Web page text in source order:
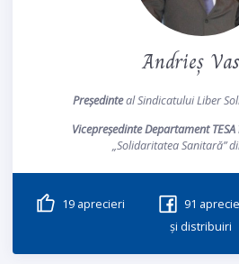
Andrieș
Președinteal Sindicatului Liber
Vicepreședinte Departament TESA
„Solidaritatea Sanitară”
19aprecieri 91
și distribuiri